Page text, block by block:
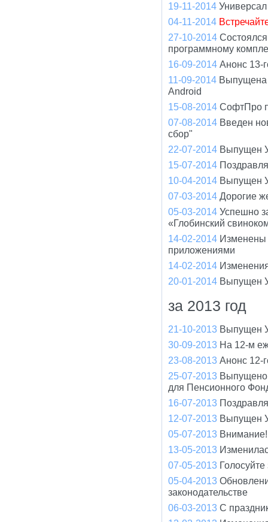
19-11-2014
04-11-2014
27-10-2014
программному
16-09-2014 Анонс 13-
11-09-2014 Выпущена
Android
15-08-2014 СофтПро
07-08-2014 Введен
сбор"
22-07-2014 Выпущен
15-07-2014
10-04-2014 Выпущен
07-03-2014 Дорогие
05-03-2014 Успешно
«Глобинский
14-02-2014
приложениями
14-02-2014
20-01-2014 Выпущен
за 2013 год
21-10-2013 Выпущен
30-09-2013 На 12-м
23-08-2013 Анонс 12-
25-07-2013 Выпущено
для Пенсионного
16-07-2013
12-07-2013 Выпущен
05-07-2013
13-05-2013
07-05-2013
05-04-2013
законодательстве
06-03-2013 С